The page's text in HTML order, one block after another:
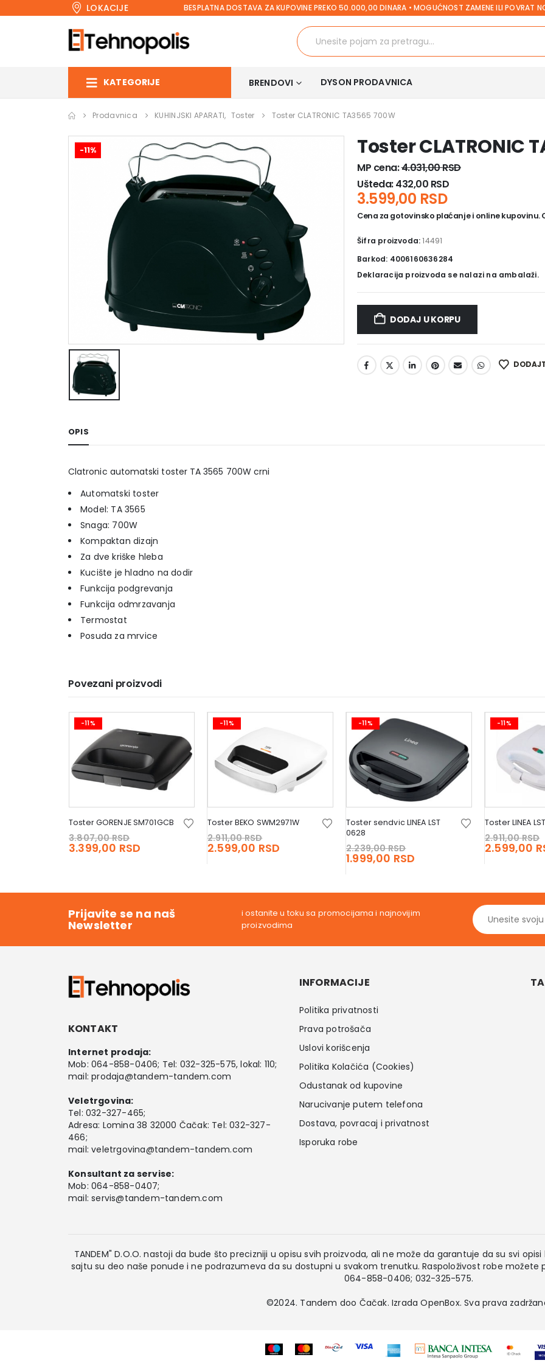
LOKACIJE BESPLATNA DOSTAVA ZA KUPOVINE PREKO 50.000,00 DINARA • MOGUĆNOST ZAMENE ILI POVRAT
KATEGORIJE BRENDOVI DYSON PRODAVNICA
Prodavnica KUHINJSKI APARATI, Toster Toster CLATRONIC TA3565 700W
-11% Toster CLATRONIC
MP cena:4.031,00RSD
Ušteda:432,00 RSD
3.599,00 RSD
Cena za gotovinsko plaćanje i online kupovinu.
Šifra proizvoda:14491
Barkod: 4006160636284
Deklaracija proizvoda se nalazi na ambalaži.
DODAJ U KORPU
OPIS
Clatronic automatski toster TA 3565 700W crni
Automatski toster
Model: TA 3565
Snaga: 700W
Kompaktan dizajn
Za dve kriške hleba
Kucište je hladno na dodir
Funkcija podgrevanja
Funkcija odmrzavanja
Termostat
Posuda za mrvice
Povezani proizvodi
-11%
Toster GORENJE SM701GCB
3.807,00RSD
price
3.807,00 RSD.
3.399,00 RSD
-11%
Toster BEKO SWM2971W
2.911,00RSD
price
2.599,00 RSD
-11%
Toster sendvic LINEA LST
0628
2.239,00RSD
price
1.999,00 RSD
1.999,00 RSD.
-11%
Toster LINEA
2.911,00RSD
2.599,00
Prijavite se na naš
Newsletter
i ostanite u toku sa promocijama i najnovijim
proizvodima
KONTAKT
Internet prodaja:
Mob: 064-858-0406; Tel: 032-325-575, lokal: 110;
mail:prodaja@tandem-tandem.com
Veletrgovina:
Tel: 032-327-465;
Adresa: Lomina 38 32000 Čačak: Tel: 032-327-
466;
mail:veletrgovina@tandem-tandem.com
Konsultant za servise:
Mob: 064-858-0407;
mail:servis@tandem-tandem.com
INFORMACIJE
Politika privatnosti
Prava potrošača
Uslovi korišcenja
Politika Kolačića (Cookies)
Odustanak od kupovine
Narucivanje putem telefona
Dostava, povracaj i privatnost
Isporuka robe
TANDEM" D.O.O. nastoji da bude što precizniji u opisu svih proizvoda, ali ne može da garantuje da su svi
sajtu su deo naše ponude i ne podrazumeva da su dostupni u svakom trenutku. Raspoloživost robe
064-858-0406; 032-325-575.
©2024. Tandem doo Čačak. IzradaOpenBox. Sva prava